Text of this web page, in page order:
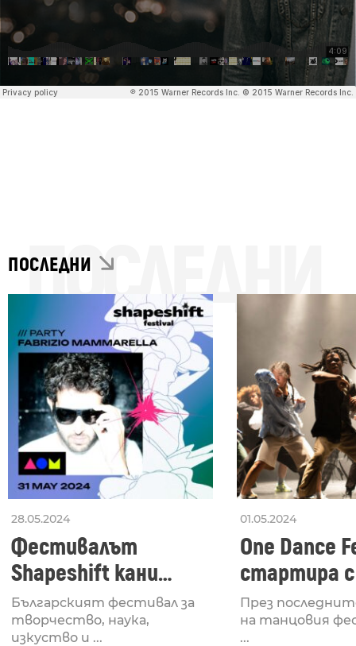
ПОСЛЕДНИ
ПОСЛЕДНИ
28.05.2024
Фестивалът
Shapeshift кани
Fabrizio Mammarella
за откриването си
Българският фестивал за
творчество, наука,
изкуство и ...
01.05.2024
One Dance
стартира
Lucid,
рейв
През
на танцовия
...